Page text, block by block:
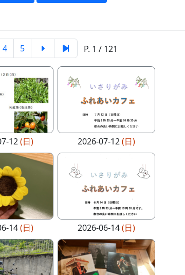
4 5 P. 1 / 121
12(日) 2026-07-12(日)
14(日) 2026-06-14(日)